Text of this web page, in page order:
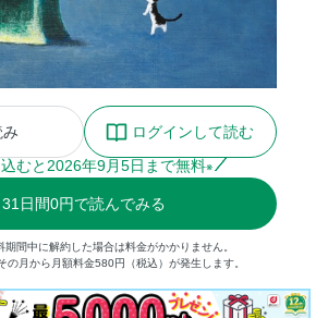
ログインして読む
むと 2026年9月5日まで無料※
31 日間0円で読んでみる
期間中に解約した場合は料金がかかりません。
の月から月額料金580円（税込）が発生します。